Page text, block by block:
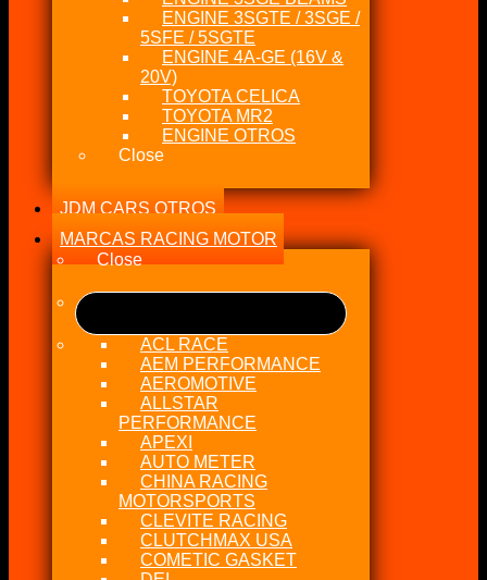
ENGINE 3SGTE / 3SGE /
5SFE / 5SGTE
ENGINE 4A-GE (16V &
20V)
TOYOTA CELICA
TOYOTA MR2
ENGINE OTROS
Close
JDM CARS OTROS
MARCAS RACING MOTOR
Close
ACL RACE
AEM PERFORMANCE
AEROMOTIVE
ALLSTAR
PERFORMANCE
APEXI
AUTO METER
CHINA RACING
MOTORSPORTS
CLEVITE RACING
CLUTCHMAX USA
COMETIC GASKET